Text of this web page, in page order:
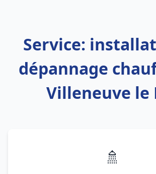
Service:
dépannage
Villeneuve le
🚿